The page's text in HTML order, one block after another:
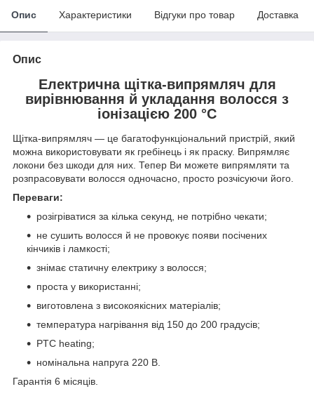
Опис Характеристики Відгуки про товар Доставка
Опис
Електрична щітка-випрямляч для
вирівнювання й укладання волосся з
іонізацією 200 °C
Щітка-випрямляч — це багатофункціональний пристрій, який
можна використовувати як гребінець і як праску. Випрямляє
локони без шкоди для них. Тепер Ви можете випрямляти та
розпрасовувати волосся одночасно, просто розчісуючи його.
Переваги:
розігріватися за кілька секунд, не потрібно чекати;
не сушить волосся й не провокує появи посічених
кінчиків і ламкості;
знімає статичну електрику з волосся;
проста у використанні;
виготовлена з високоякісних матеріалів;
температура нагрівання від 150 до 200 градусів;
PTC heating;
номінальна напруга 220 В.
Гарантія 6 місяців.